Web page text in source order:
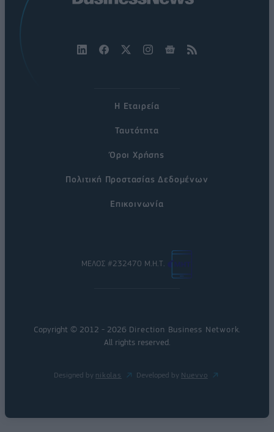
Η Εταιρεία
Ταυτότητα
Όροι Χρήσης
Πολιτική Προστασίας Δεδομένων
Επικοινωνία
ΜΕΛΟΣ #232470 Μ.Η.Τ.
Copyright © 2012 - 2026 Direction Business Network
All rights reserved.
Designed by nikolas Developed by Nuevvo